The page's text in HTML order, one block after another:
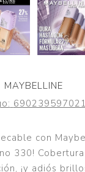
MAYBELLINE
con
330!
¡y adiós